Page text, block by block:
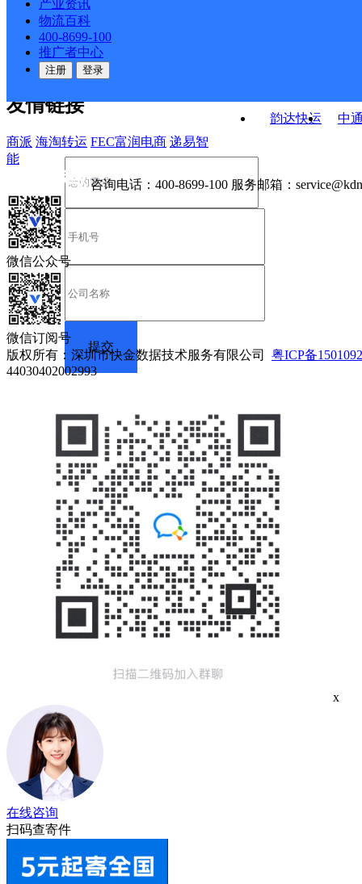
产业资讯
物流百科
400-8699-100
推广者中心
注册 登录
韵达快运
中
公司介绍 企业动态
合作伙伴 快递鸟接口服务协议
户隐私政策
友情链接
商派 海淘转运 FEC富润电商 递易智
能
咨询电话： 400-8699-100 服务邮箱：
微信公众号
微信订阅号
版权所有：深圳市快金数据技术服务有限公司 粤ICP备
44030402002993
x
在线咨询
扫码查寄件